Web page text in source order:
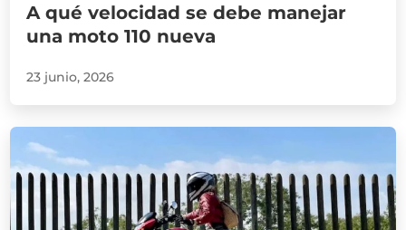
A qué velocidad se debe manejar
una moto 110 nueva
23 junio, 2026